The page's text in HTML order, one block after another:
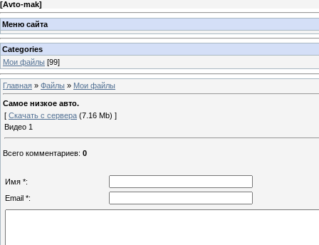
[Avto-mak]
Меню сайта
Categories
Мои файлы [99]
Главная » Файлы » Мои файлы
Самое низкое авто.
[ Скачать с сервера (7.16 Mb) ]
Видео 1
Всего комментариев: 0
Имя *:
Email *: